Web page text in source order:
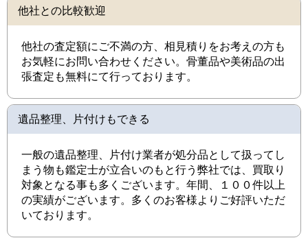
他社との比較歓迎
他社の査定額にご不満の方、相見積りをお考えの方も
お気軽にお問い合わせください。骨董品や美術品の出
張査定も無料にて行っております。
遺品整理、片付けもできる
一般の遺品整理、片付け業者が処分品として扱ってし
まう物も鑑定士が立合いのもと行う弊社では、買取り
対象となる事も多くございます。年間、１００件以上
の実績がございます。多くのお客様よりご好評いただ
いております。